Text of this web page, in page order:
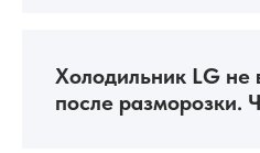
Холодильник LG не
после разморозки.